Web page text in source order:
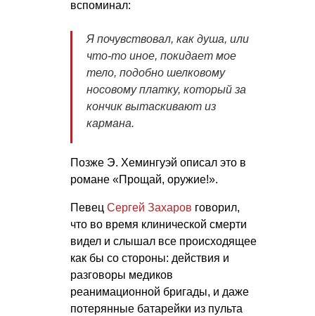
вспоминал:
Я почувствовал, как душа, или
что-то иное, покидает мое
тело, подобно шелковому
носовому платку, который за
кончик вытаскивают из
кармана.
Позже Э. Хемингуэй описал это в
романе «Прощай, оружие!».
Певец Сергей Захаров говорил,
что во время клинической смерти
видел и слышал все происходящее
как бы со стороны: действия и
разговоры медиков
реанимационной бригады, и даже
потерянные батарейки из пульта